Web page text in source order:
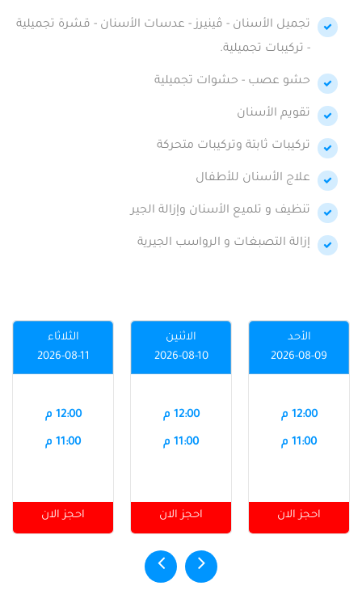
تجميل الأسنان - ڤينيرز - عدسات الأسنان - قشرة تجميلية
- تركيبات تجميلية.
حشو عصب - حشوات تجميلية
تقويم الأسنان
تركيبات ثابتة وتركيبات متحركة
علاج الأسنان للأطفال
تنظيف و تلميع الأسنان وإزالة الجير
إزالة التصبغات و الرواسب الجيرية
الأحد
2026-08-09
12:00 م
11:00 م
احجز الان
الاثنين
2026-08-10
12:00 م
11:00 م
احجز الان
الثلاثاء
2026-08-11
12:00 م
11:00 م
احجز الان